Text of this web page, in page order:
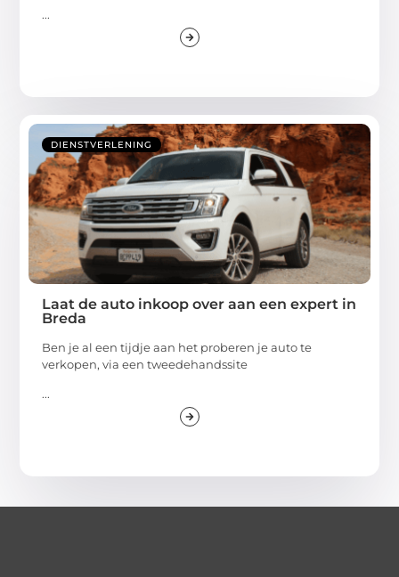
...
DIENSTVERLENING
Laat de auto inkoop over aan een expert in
Breda
Ben je al een tijdje aan het proberen je auto te
verkopen, via een tweedehandssite
...